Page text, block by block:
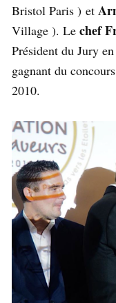
Bristol Paris ) et
Village ). Le chef
Président du Jury
gagnant du
2010.